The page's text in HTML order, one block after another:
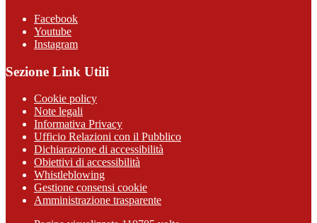
Facebook
Youtube
Instagram
Sezione Link Utili
Cookie policy
Note legali
Informativa Privacy
Ufficio Relazioni con il Pubblico
Dichiarazione di accessibilità
Obiettivi di accessibilità
Whistleblowing
Gestione consensi cookie
Amministrazione trasparente